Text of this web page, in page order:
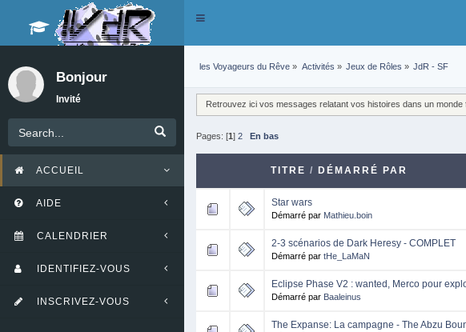
Toggle
Bonjour
Invité
ACCUEIL
AIDE
CALENDRIER
IDENTIFIEZ-VOUS
INSCRIVEZ-VOUS
les Voyageurs du Rêve » Activités » Jeux de Rôles » JdR - SF
Retrouvez ici vos messages relatant vos histoires dans un monde
Pages: [1] 2 En bas
TITRE / DÉMARRÉ PAR
Star wars
Démarré par Mathieu.boin
2-3 scénarios de Dark Heresy - COMPLET
Démarré par tHe_LaMaN
Eclipse Phase V2 : wanted, Merco pour
Démarré par Baaleinus
The Expanse: La campagne - The Abzu